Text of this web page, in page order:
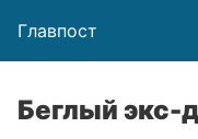
Главпост
Беглый экс-